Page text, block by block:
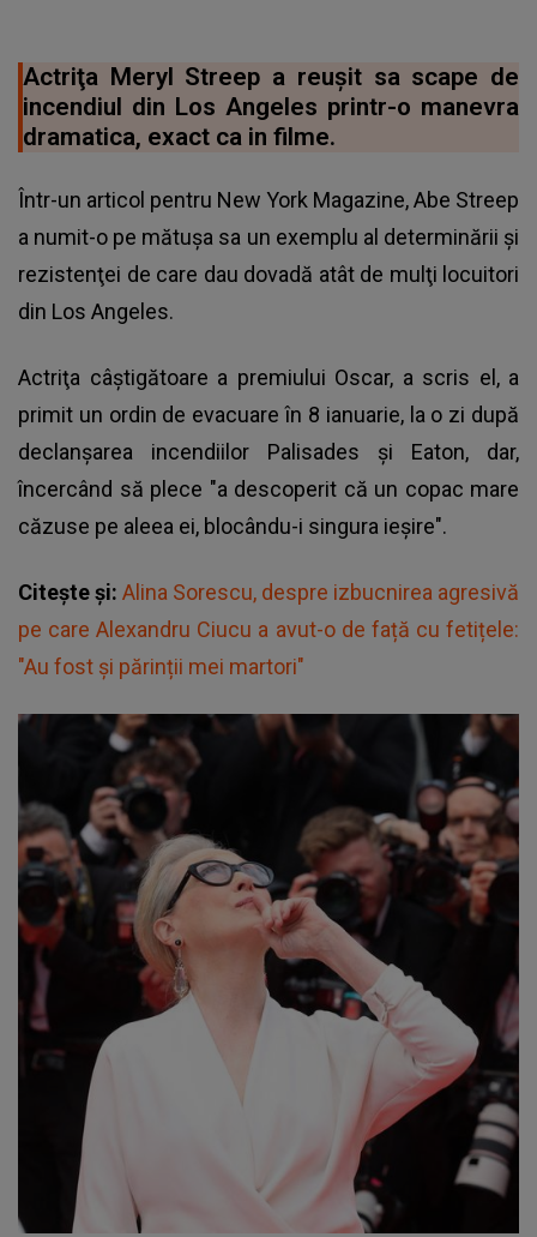
Actriţa Meryl Streep a reuşit sa scape de
incendiul din Los Angeles printr-o manevra
dramatica, exact ca in filme.
Într-un articol pentru New York Magazine, Abe Streep
a numit-o pe mătuşa sa un exemplu al determinării şi
rezistenţei de care dau dovadă atât de mulţi locuitori
din Los Angeles.
Actriţa câştigătoare a premiului Oscar, a scris el, a
primit un ordin de evacuare în 8 ianuarie, la o zi după
declanşarea incendiilor Palisades şi Eaton, dar,
încercând să plece "a descoperit că un copac mare
căzuse pe aleea ei, blocându-i singura ieşire".
Citește și: Alina Sorescu, despre izbucnirea agresivă
pe care Alexandru Ciucu a avut-o de față cu fetițele:
"Au fost și părinții mei martori"